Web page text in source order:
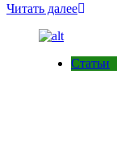
Читать далее
Статьи